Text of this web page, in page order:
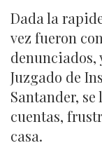
Dada la
vez fueron
denunciados,
Juzgado de
Santander,
cuentas,
casa.